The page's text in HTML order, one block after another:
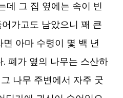
데 그 집 옆에는 속이 빈
가고도 남았으니 꽤 큰
아마 수령이 몇 백 년
폐가 옆의 나무는 스산하
나무 주변에서 자주 굿